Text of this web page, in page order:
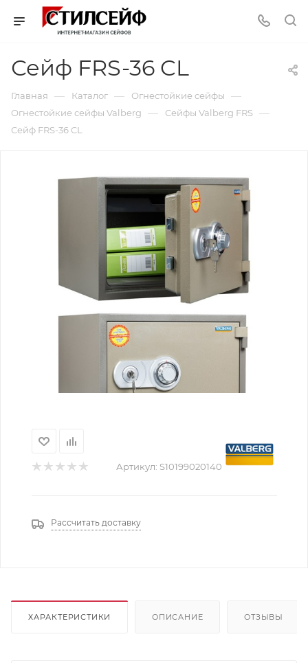
Сейф FRS-36 CL
Главная — Каталог — Огнестойкие сейфы —
Огнестойкие сейфы Valberg — Сейфы Valberg FRS —
Сейф FRS-36 CL
Артикул: S10199020140
Рассчитать доставку
ХАРАКТЕРИСТИКИ ОПИСАНИЕ ОТЗЫВЫ